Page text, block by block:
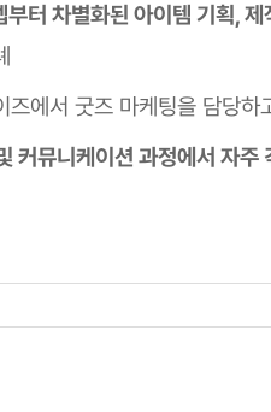
터 차별화된 아이템 기획, 제
즈에서 굿즈 마케팅을 담당하
커뮤니케이션 과정에서 자주